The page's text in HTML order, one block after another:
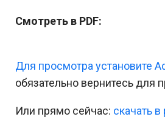
Смотреть в PDF:
Для просмотра установите
обязательно вернитесь для
Или прямо сейчас: cкачать